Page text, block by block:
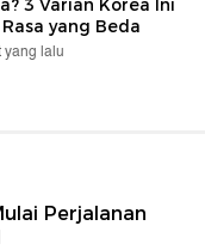
3 Varian Korea Ini
yang Beda
yang lalu
Perjalanan